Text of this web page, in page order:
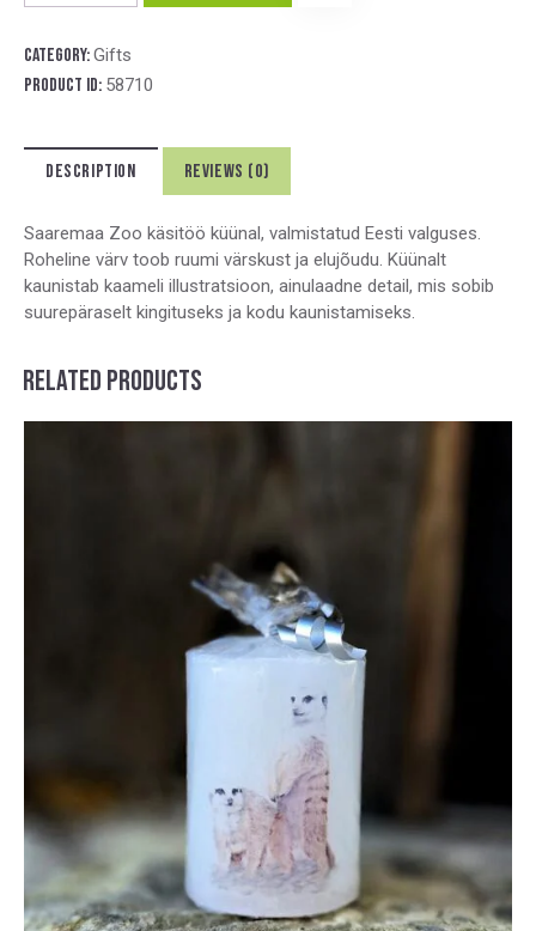
e
:
Category:Gifts
Product ID: 58710
DESCRIPTION REVIEWS (0)
Saaremaa Zoo käsitöö küünal, valmistatud Eesti valguses.
Roheline värv toob ruumi värskust ja elujõudu. Küünalt
kaunistab kaameli illustratsioon, ainulaadne detail, mis sobib
suurepäraselt kingituseks ja kodu kaunistamiseks.
RELATED PRODUCTS